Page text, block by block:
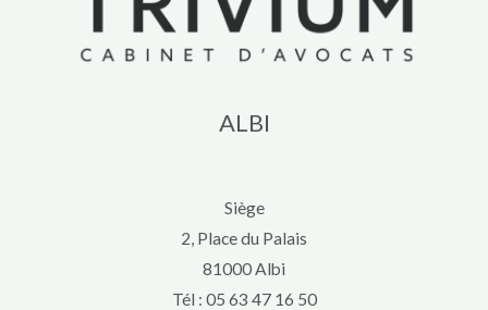
ALBI
Siège
2, Place du Palais
81000 Albi
Tél : 05 63 47 16 50